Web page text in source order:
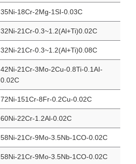
35Ni-18Cr-2Mg-1SI-0.03C
32Ni-21Cr-0.3~1.2(Al+Ti)0.02C
32Ni-21Cr-0.3~1.2(Al+Ti)0.08C
42Ni-21Cr-3Mo-2Cu-0.8Ti-0.1AI-
0.02C
72Ni-151Cr-8Fr-0.2Cu-0.02C
60Ni-22Cr-1.2Al-0.02C
58Ni-21Cr-9Mo-3.5Nb-1CO-0.02C
58Ni-21Cr-9Mo-3.5Nb-1CO-0.02C